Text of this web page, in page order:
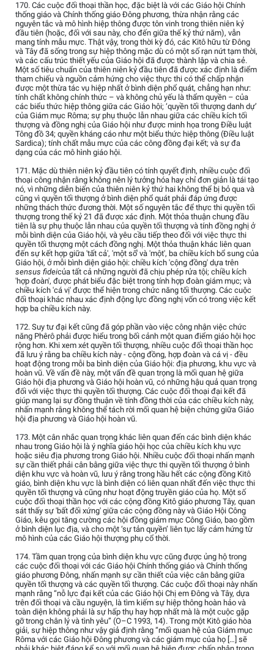
170. Các cuộc đối thoại thần học, đặc biệt là với các Giáo hội Chính
thống giáo và Chính thống giáo Đông phương, thừa nhận rằng các
nguyên tắc và mô hình hiệp thông được tôn vinh trong thiên niên kỷ
đầu tiên (hoặc, đối với sau này, cho đến giữa thế kỷ thứ năm), vẫn
mang tính mẫu mực. Thật vậy, trong thời kỳ đó, các Kitô hữu từ Đông
và Tây đã sống trong sự hiệp thông mặc dù có một số rạn nứt tạm thời,
và các cấu trúc thiết yếu của Giáo hội đã được thành lập và chia sẻ.
Một số tiêu chuẩn của thiên niên kỷ đầu tiên đã được xác định là điểm
tham chiếu và nguồn cảm hứng cho việc thực thi có thể chấp nhận
được một thừa tác vụ hiệp nhất ở bình diện phổ quát, chẳng hạn như:
tính chất không chính thức – và không chủ yếu là thẩm quyền – của
các biểu thức hiệp thông giữa các Giáo hội; ‘quyền tối thượng danh dự’
của Giám mục Rôma; sự phụ thuộc lẫn nhau giữa các chiều kích tối
thượng và đồng nghị của Giáo hội như được minh họa trong Điều luật
Tông đồ 34; quyền kháng cáo như một biểu thức hiệp thông (Điều luật
Sardica); tính chất mẫu mực của các công đồng đại kết; và sự đa
dạng của các mô hình giáo hội.
171. Mặc dù thiên niên kỷ đầu tiên có tính quyết định, nhiều cuộc đối
thoại công nhận rằng không nên lý tưởng hóa hay chỉ đơn giản là tái tạo
nó, vì những diễn biến của thiên niên kỷ thứ hai không thể bị bỏ qua và
cũng vì quyền tối thượng ở bình diện phổ quát phải đáp ứng được
những thách thức đương thời. Một số nguyên tắc để thực thi quyền tối
thượng trong thế kỷ 21 đã được xác định. Một thỏa thuận chung đầu
tiên là sự phụ thuộc lẫn nhau của quyền tối thượng và tính đồng nghị ở
mỗi bình diện của Giáo hội, và yêu cầu tiếp theo đối với việc thực thi
quyền tối thượng một cách đồng nghị. Một thỏa thuận khác liên quan
đến sự kết hợp giữa 'tất cả', 'một số' và 'một', ba chiều kích bổ sung của
Giáo hội, ở mỗi bình diện giáo hội: chiều kích 'cộng đồng' dựa trên
sensus fideicủa tất cả những người đã chịu phép rửa tội; chiều kích
'hợp đoàn', được phát biểu đặc biệt trong tính hợp đoàn giám mục; và
chiều kích 'cá vị' được thể hiện trong chức năng tối thượng. Các cuộc
đối thoại khác nhau xác định động lực đồng nghị vốn có trong việc kết
hợp ba chiều kích này.
172. Suy tư đại kết cũng đã góp phần vào việc công nhận việc chức
năng Phêrô phải được hiểu trong bối cảnh một quan điểm giáo hội học
rộng hơn. Khi xem xét quyền tối thượng, nhiều cuộc đối thoại thần học
đã lưu ý rằng ba chiều kích này - cộng đồng, hợp đoàn và cá vị - đều
hoạt động trong mỗi ba bình diện của Giáo hội: địa phương, khu vực và
hoàn vũ. Về vấn đề này, một vấn đề quan trọng là mối quan hệ giữa
Giáo hội địa phương và Giáo hội hoàn vũ, có những hậu quả quan trọng
đối với việc thực thi quyền tối thượng. Các cuộc đối thoại đại kết đã
giúp mang lại sự đồng thuận về tính đồng thời của các chiều kích này,
nhấn mạnh rằng không thể tách rời mối quan hệ biện chứng giữa Giáo
hội địa phương và Giáo hội hoàn vũ.
173. Một cân nhắc quan trọng khác liên quan đến các bình diện khác
nhau trong Giáo hội là ý nghĩa giáo hội học của chiều kích khu vực
hoặc siêu địa phương trong Giáo hội. Nhiều cuộc đối thoại nhấn mạnh
sự cần thiết phải cân bằng giữa việc thực thi quyền tối thượng ở bình
diện khu vực và hoàn vũ, lưu ý rằng trong hầu hết các cộng đồng Kitô
giáo, bình diện khu vực là bình diện có liên quan nhất đến việc thực thi
quyền tối thượng và cũng như hoạt động truyền giáo của họ. Một số
cuộc đối thoại thần học với các cộng đồng Kitô giáo phương Tây, quan
sát thấy sự 'bất đối xứng' giữa các cộng đồng này và Giáo Hội Công
Giáo, kêu gọi tăng cường các hội đồng giám mục Công Giáo, bao gồm
ở bình diện lục địa, và cho một ‘sự tản quyền’ liên tục lấy cảm hứng từ
mô hình của các Giáo hội thượng phụ cổ thời.
174. Tầm quan trọng của bình diện khu vực cũng được ủng hộ trong
các cuộc đối thoại với các Giáo hội Chính thống giáo và Chính thống
giáo phương Đông, nhấn mạnh sự cần thiết của việc cân bằng giữa
quyền tối thượng và các quyền tối thượng. Các cuộc đối thoại này nhấn
mạnh rằng “nỗ lực đại kết của các Giáo hội Chị em Đông và Tây, dựa
trên đối thoại và cầu nguyện, là tìm kiếm sự hiệp thông hoàn hảo và
toàn diện không phải là sự hấp thụ hay hợp nhất mà là một cuộc gặp
gỡ trong chân lý và tình yêu” (O–C 1993, 14). Trong một Kitô giáo hòa
giải, sự hiệp thông như vậy giả định rằng “mối quan hệ của Giám mục
Rôma với các Giáo hội Đông phương và các giám mục của họ […] sẽ